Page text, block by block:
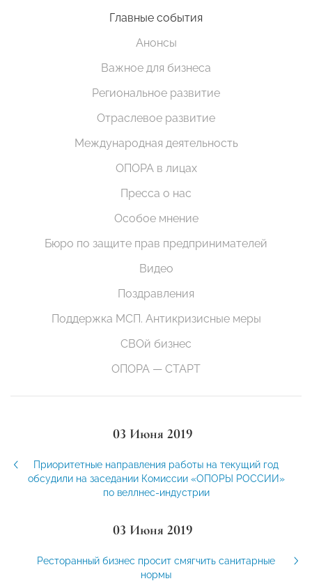
Главные события
Анонсы
Важное для бизнеса
Региональное развитие
Отраслевое развитие
Международная деятельность
ОПОРА в лицах
Пресса о нас
Особое мнение
Бюро по защите прав предпринимателей
Видео
Поздравления
Поддержка МСП. Антикризисные меры
СВОй бизнес
ОПОРА — СТАРТ
03 Июня 2019
Приоритетные направления работы на текущий год
обсудили на заседании Комиссии «ОПОРЫ РОССИИ»
по веллнес-индустрии
03 Июня 2019
Ресторанный бизнес просит смягчить санитарные
нормы